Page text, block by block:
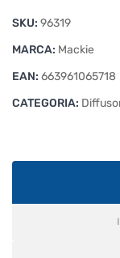
da
15"
SKU: 96319
MARCA: Mackie
EAN: 663961065718
CATEGORIA: